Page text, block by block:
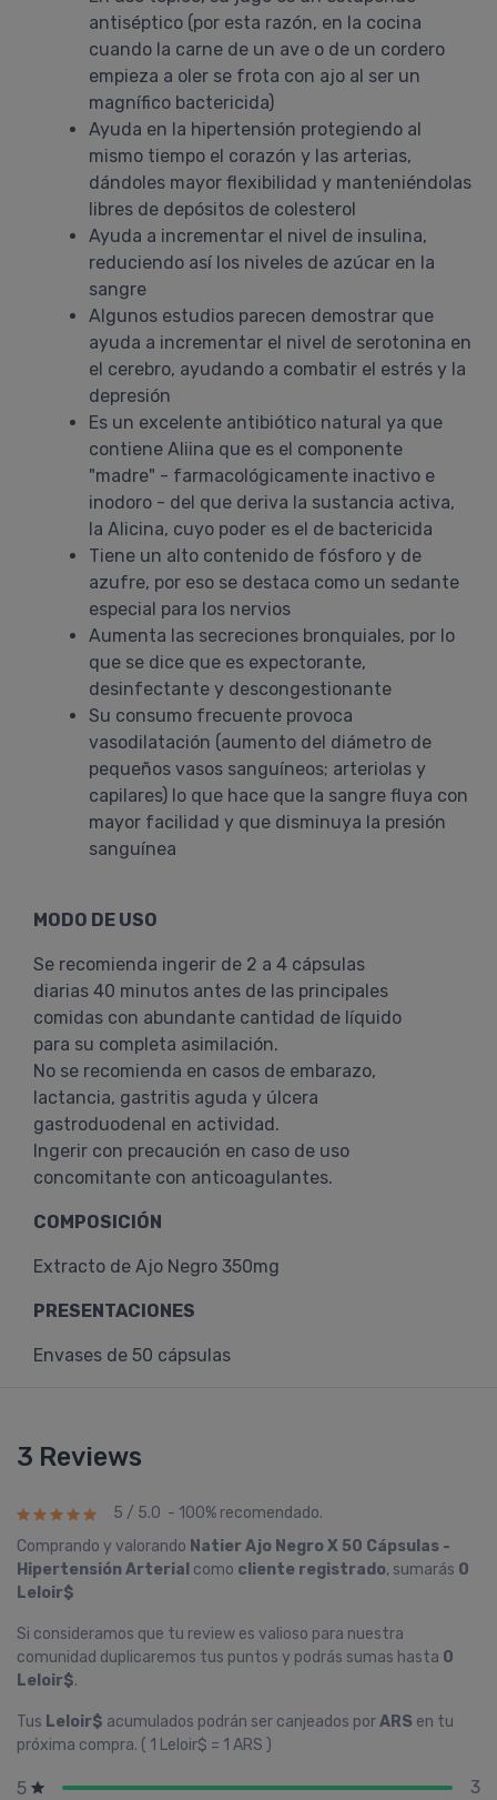
antiséptico (por esta razón, en la cocina
cuando la carne de un ave o de un cordero
empieza a oler se frota con ajo al ser un
magnífico bactericida)
Ayuda en la hipertensión protegiendo al
mismo tiempo el corazón y las arterias,
dándoles mayor flexibilidad y manteniéndolas
libres de depósitos de colesterol
Ayuda a incrementar el nivel de insulina,
reduciendo así los niveles de azúcar en la
sangre
Algunos estudios parecen demostrar que
ayuda a incrementar el nivel de serotonina en
el cerebro, ayudando a combatir el estrés y la
depresión
Es un excelente antibiótico natural ya que
contiene Aliina que es el componente
"madre" - farmacológicamente inactivo e
inodoro - del que deriva la sustancia activa,
la Alicina, cuyo poder es el de bactericida
Tiene un alto contenido de fósforo y de
azufre, por eso se destaca como un sedante
especial para los nervios
Aumenta las secreciones bronquiales, por lo
que se dice que es expectorante,
desinfectante y descongestionante
Su consumo frecuente provoca
vasodilatación (aumento del diámetro de
pequeños vasos sanguíneos; arteriolas y
capilares) lo que hace que la sangre fluya con
mayor facilidad y que disminuya la presión
sanguínea
MODO DE USO
Se recomienda ingerir de 2 a 4 cápsulas
diarias 40 minutos antes de las principales
comidas con abundante cantidad de líquido
para su completa asimilación.
No se recomienda en casos de embarazo,
lactancia, gastritis aguda y úlcera
gastroduodenal en actividad.
Ingerir con precaución en caso de uso
concomitante con anticoagulantes.
COMPOSICIÓN
Extracto de Ajo Negro 350mg
PRESENTACIONES
Envases de 50 cápsulas
3 Reviews
5 / 5.0 - 100% recomendado.
Comprando y valorando Natier Ajo Negro X 50 Cápsulas -
Hipertensión Arterial como cliente registrado, sumarás 0
Leloir$
Si consideramos que tu review es valioso para nuestra
comunidad duplicaremos tus puntos y podrás sumas hasta 0
Leloir$.
Tus Leloir$ acumulados podrán ser canjeados porARS en tu
próxima compra. ( 1 Leloir$ = 1 ARS )
5
3